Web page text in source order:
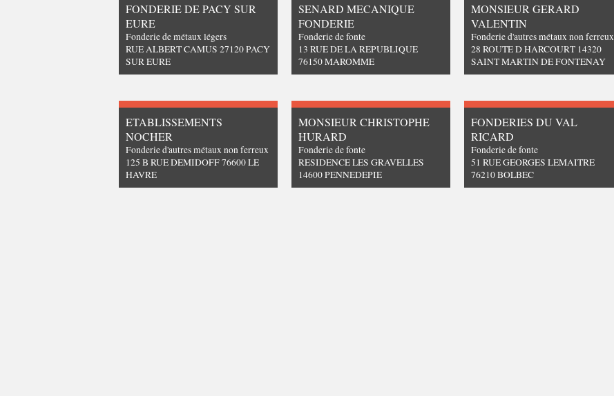
FONDERIE DE PACY SUR
EURE
Fonderie de métaux légers
RUE ALBERT CAMUS 27120 PACY
SUR EURE
SENARD MECANIQUE
FONDERIE
Fonderie de fonte
13 RUE DE LA REPUBLIQUE
76150 MAROMME
MONSIEUR GERARD
VALENTIN
Fonderie d'autres métaux non ferreux
28 ROUTE D HARCOURT 14320
SAINT MARTIN DE FONTENAY
ETABLISSEMENTS
NOCHER
Fonderie d'autres métaux non ferreux
125 B RUE DEMIDOFF 76600 LE
HAVRE
MONSIEUR CHRISTOPHE
HURARD
Fonderie de fonte
RESIDENCE LES GRAVELLES
14600 PENNEDEPIE
FONDERIES DU VAL
RICARD
Fonderie de fonte
51 RUE GEORGES LEMAITRE
76210 BOLBEC